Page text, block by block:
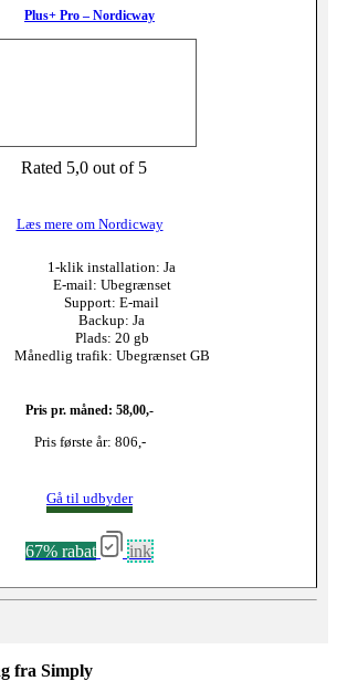
Plus+ Pro – Nordicway
Rated 5,0 out of 5
Læs mere om Nordicway
1-klik installation: Ja
E-mail: Ubegrænset
Support: E-mail
Backup: Ja
Plads: 20 gb
Månedlig trafik: Ubegrænset GB
Pris pr. måned: 58,00,-
Pris første år: 806,-
Gå til udbyder
67% rabat ink
fra Simply